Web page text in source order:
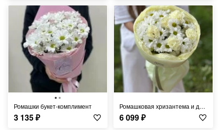
Ромашки букет-комплимент
3 135₽
Ромашковая хризантема и диантусы
6 099₽